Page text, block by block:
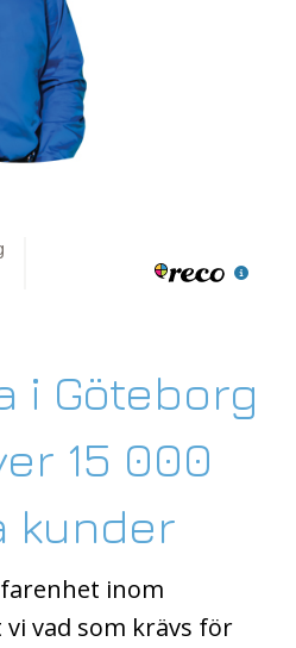
i Göteborg
15 000
kunder
inom
vad som krävs för